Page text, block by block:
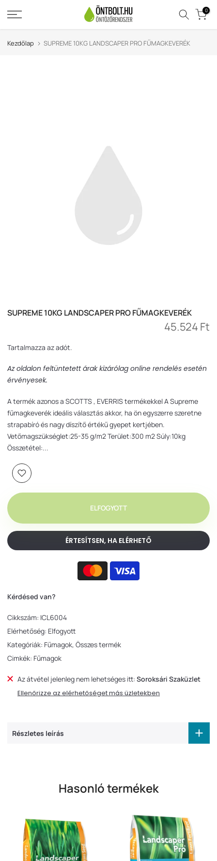
Ugrás
a
tartalomra
0
Kezdőlap SUPREME 10KG LANDSCAPER PRO FŰMAGKEVERÉK
SUPREME 10KG LANDSCAPER PRO FŰMAGKEVERÉK
45.524 Ft
Tartalmazza az adót.
Az oldalon feltüntetett árak kizárólag online rendelés esetén
érvényesek.
A termék azonos a SCOTTS , EVERRIS termékekkel A Supreme
fűmagkeverék ideális választás akkor, ha ön egyszerre szeretne
strapabíró és nagy díszítő értékű gyepet kertjében.
Vetőmagszükséglet:25-35 g/m2 Terület:300 m2 Súly:10kg
Összetétel:...
ELFOGYOTT
ÉRTESÍTSEN, HA ELÉRHETŐ
Kérdésed van?
Cikkszám: ICL6004
Elérhetőség: Elfogyott
Kategóriák: Fűmagok Összes termék
Cimkék: Fűmagok
Az átvétel jelenleg nem lehetséges itt: Soroksári Szaküzlet
Ellenőrizze az elérhetőséget más üzletekben
Részletes leírás
Hasonló termékek